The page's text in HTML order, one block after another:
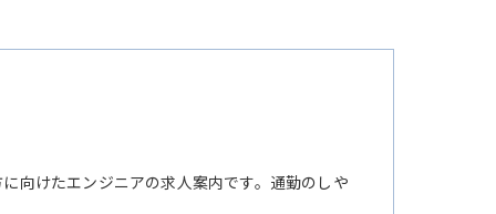
向けたエンジニアの求人案内です。通勤のしや